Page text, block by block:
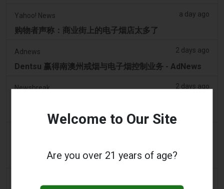
Yahoo! News a day ago
购物者声称：商业街上的电子烟店太多了
Adnews 2 days ago
Dentsu 赢得南澳州戒烟与电子烟控制业务 - AdNews
Newsbreak 2 days ago
人数量的电子烟店
Welcome to Our Site
Are you over 21 years of age?